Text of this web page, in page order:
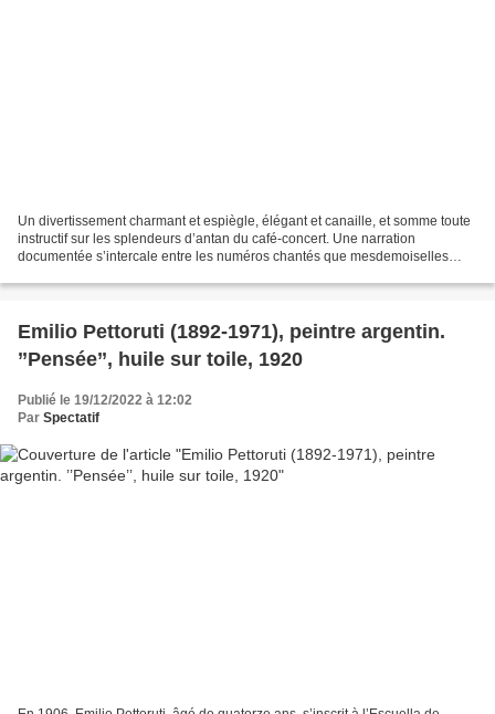
Un divertissement charmant et espiègle, élégant et canaille, et somme toute
instructif sur les splendeurs d’antan du café-concert. Une narration
documentée s’intercale entre les numéros chantés que mesdemoiselles
Emilio Pettoruti (1892-1971), peintre argentin.
’’Pensée’’, huile sur toile, 1920
Publié le 19/12/2022 à 12:02
Par Spectatif